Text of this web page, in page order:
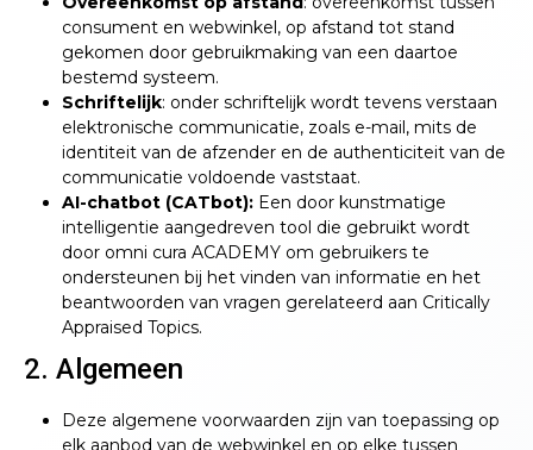
consument en webwinkel, op afstand tot stand
gekomen door gebruikmaking van een daartoe
bestemd systeem.
Schriftelijk: onder schriftelijk wordt tevens verstaan
elektronische communicatie, zoals e-mail, mits de
identiteit van de afzender en de authenticiteit van de
communicatie voldoende vaststaat.
AI-chatbot (CATbot): Een door kunstmatige
intelligentie aangedreven tool die gebruikt wordt
door omni cura ACADEMY om gebruikers te
ondersteunen bij het vinden van informatie en het
beantwoorden van vragen gerelateerd aan Critically
Appraised Topics.
2. Algemeen
Deze algemene voorwaarden zijn van toepassing op
elk aanbod van de webwinkel en op elke tussen